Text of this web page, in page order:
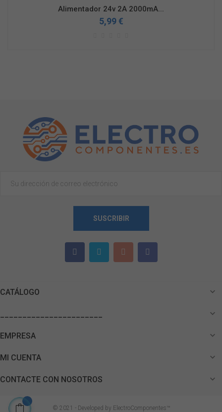
Alimentador 24v 2A 2000mA...
5,99 €
SUSCRIBIR
CATÁLOGO 

EMPRESA 
MI CUENTA 
CONTACTE CON NOSOTROS 
© 2021 - Developed by ElectroComponentes™